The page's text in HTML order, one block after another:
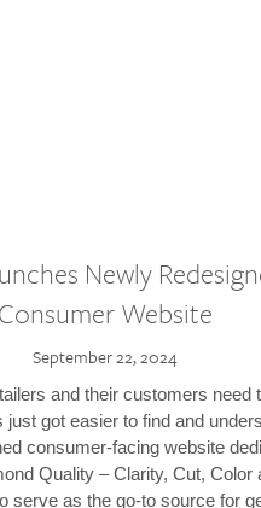
Newly
Consumer Website
September 22, 2024
and their customers need
just got easier to find and
consumer-facing website
Quality – Clarity, Cut, Color
serve as the go-to source for